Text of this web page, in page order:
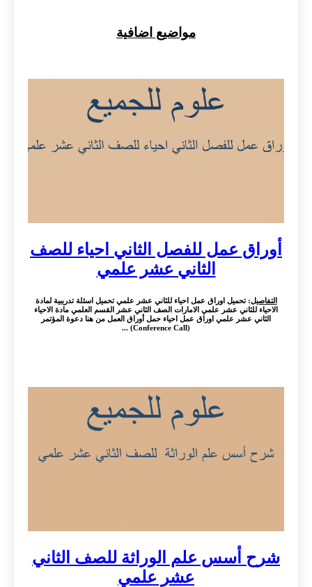
مواضيع اضافية
أوراق عمل للفصل الثاني احياء للصف
الثاني عشر علمي
التفاصيل: تحميل اوراق عمل احياء للثاني عشر علمي تحميل اسئلة تدريبية لمادة
الاحياء للثاني عشر علمي الامارات الصف الثاني عشر القسم العلمي مادة الاحياء
الثاني عشر علمي اوراق عمل احياء حمل أوراق العمل من هنا دعوة المؤتمر
(Conference Call) ...
شرح أسس علم الوراثة للصف الثاني
عشر علمي